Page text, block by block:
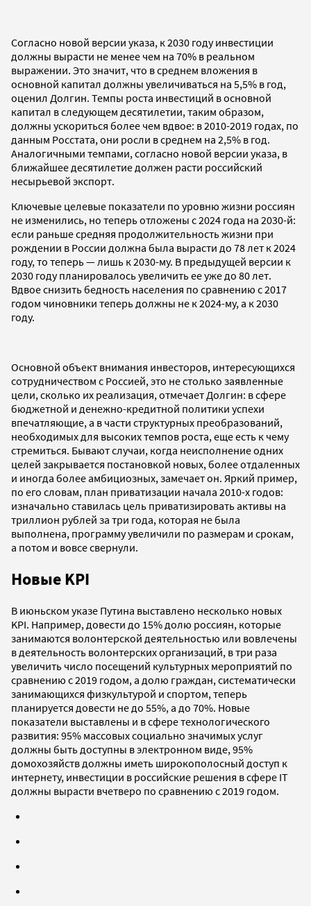
Согласно новой версии указа, к 2030 году инвестиции
должны вырасти не менее чем на 70% в реальном
выражении. Это значит, что в среднем вложения в
основной капитал должны увеличиваться на 5,5% в год,
оценил Долгин. Темпы роста инвестиций в основной
капитал в следующем десятилетии, таким образом,
должны ускориться более чем вдвое: в 2010-2019 годах, по
данным Росстата, они росли в среднем на 2,5% в год.
Аналогичными темпами, согласно новой версии указа, в
ближайшее десятилетие должен расти российский
несырьевой экспорт.
Ключевые целевые показатели по уровню жизни россиян
не изменились, но теперь отложены с 2024 года на 2030-й:
если раньше средняя продолжительность жизни при
рождении в России должна была вырасти до 78 лет к 2024
году, то теперь — лишь к 2030-му. В предыдущей версии к
2030 году планировалось увеличить ее уже до 80 лет.
Вдвое снизить бедность населения по сравнению с 2017
годом чиновники теперь должны не к 2024-му, а к 2030
году.
Основной объект внимания инвесторов, интересующихся
сотрудничеством с Россией, это не столько заявленные
цели, сколько их реализация, отмечает Долгин: в сфере
бюджетной и денежно-кредитной политики успехи
впечатляющие, а в части структурных преобразований,
необходимых для высоких темпов роста, еще есть к чему
стремиться. Бывают случаи, когда неисполнение одних
целей закрывается постановкой новых, более отдаленных
и иногда более амбициозных, замечает он. Яркий пример,
по его словам, план приватизации начала 2010-х годов:
изначально ставилась цель приватизировать активы на
триллион рублей за три года, которая не была
выполнена, программу увеличили по размерам и срокам,
а потом и вовсе свернули.
Новые KPI
В июньском указе Путина выставлено несколько новых
KPI. Например, довести до 15% долю россиян, которые
занимаются волонтерской деятельностью или вовлечены
в деятельность волонтерских организаций, в три раза
увеличить число посещений культурных мероприятий по
сравнению с 2019 годом, а долю граждан, систематически
занимающихся физкультурой и спортом, теперь
планируется довести не до 55%, а до 70%. Новые
показатели выставлены и в сфере технологического
развития: 95% массовых социально значимых услуг
должны быть доступны в электронном виде, 95%
домохозяйств должны иметь широкополосный доступ к
интернету, инвестиции в российские решения в сфере IT
должны вырасти вчетверо по сравнению с 2019 годом.